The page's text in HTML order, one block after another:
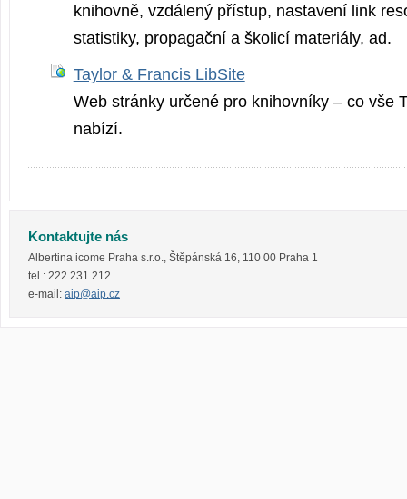
knihovně, vzdálený přístup, nastavení link
statistiky, propagační a školicí materiály, ad.
Taylor & Francis LibSite
Web stránky určené pro knihovníky – co vše
nabízí.
Kontaktujte nás
Albertina icome Praha s.r.o., Štěpánská 16, 110 00 Praha 1
tel.: 222 231 212
e-mail: aip@aip.cz